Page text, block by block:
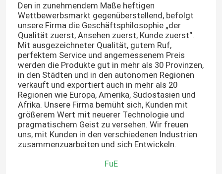
Den in zunehmendem Maße heftigen
Wettbewerbsmarkt gegenüberstellend, befolgt
unsere Firma die Geschäftsphilosophie „der
Qualität zuerst, Ansehen zuerst, Kunde zuerst“.
Mit ausgezeichneter Qualität, gutem Ruf,
perfektem Service und angemessenem Preis
werden die Produkte gut in mehr als 30 Provinzen,
in den Städten und in den autonomen Regionen
verkauft und exportiert auch in mehr als 20
Regionen wie Europa, Amerika, Südostasien und
Afrika. Unsere Firma bemüht sich, Kunden mit
größerem Wert mit neuerer Technologie und
pragmatischem Geist zu versehen. Wir freuen
uns, mit Kunden in den verschiedenen Industrien
zusammenzuarbeiten und sich Entwickeln.
FuE